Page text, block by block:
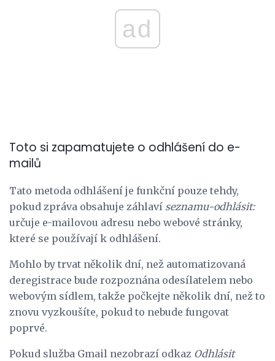
ad
Toto si zapamatujete o odhlášení do e-
mailů
Tato metoda odhlášení je funkční pouze tehdy,
pokud zpráva obsahuje záhlaví seznamu-odhlásit:
určuje e-mailovou adresu nebo webové stránky,
které se používají k odhlášení.
Mohlo by trvat několik dní, než automatizovaná
deregistrace bude rozpoznána odesílatelem nebo
webovým sídlem, takže počkejte několik dní, než to
znovu vyzkoušíte, pokud to nebude fungovat
poprvé.
Pokud služba Gmail nezobrazí odkaz Odhlásit